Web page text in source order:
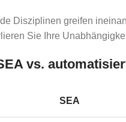
Disziplinen greifen
Sie Ihre
vs.
SEA